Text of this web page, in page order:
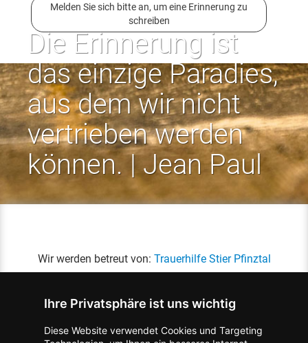
Ihre Privatsphäre ist uns wichtig
Diese Website verwendet Cookies und Targeting
Melden Sie sich bitte an, um eine Erinnerung zu
schreiben
Die Erinnerung ist
das einzige Paradies,
aus dem wir nicht
vertrieben werden
können. | Jean Paul
Wir werden betreut von: Trauerhilfe Stier Pfinztal